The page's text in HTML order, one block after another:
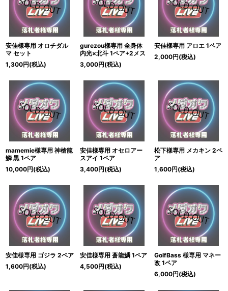
安佳様専用 オロチダル
マ セット
1,300円(税込)
gurezou様専用 全身体
内光×北斗 1ペア+2メス
3,000円(税込)
安佳様専用 アロエ 1ペア
2,000円(税込)
mamemie様専用 神槍龍
鱗 黒 1ペア
10,000円(税込)
安佳様専用 オセロアー
スアイ 1ペア
3,400円(税込)
松下様専用 メカキン 2ペ
ア
1,600円(税込)
安佳様専用 ゴジラ 2ペア
1,600円(税込)
安佳様専用 蒼龍鱗 1ペア
4,500円(税込)
GolfBass 様専用 マネー
改 1ペア
6,000円(税込)